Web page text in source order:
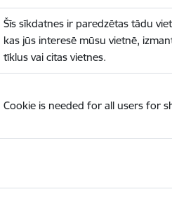
Šīs sīkdatnes ir paredzētas tādu
kas jūs interesē mūsu vietnē,
tīklus vai citas vietnes.
Cookie is needed for all users for